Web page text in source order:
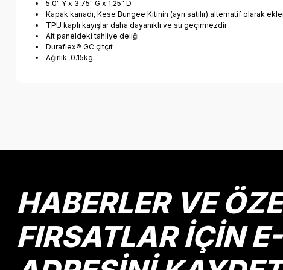
5,0" Y x 3,75" G x 1,25" D
Kapak kanadı, Kese Bungee Kitinin (ayrı satılır) alternatif olarak
TPU kaplı kayışlar daha dayanıklı ve su geçirmezdir
Alt paneldeki tahliye deliği
Duraflex® GC çıtçıt
Ağırlık: 0.15kg
Ürün resmi kalitesiz, bozuk veya görüntülenemiyor.
Ürün fiyatı diğer sitelerden daha pahalı.
HABERLER VE
FIRSATLAR İÇİN